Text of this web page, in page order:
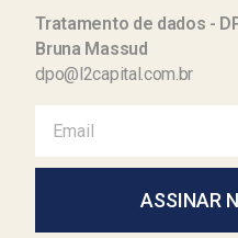
Tratamento de dados -
Bruna Massud
dpo@l2capital.com.br
ASSINAR